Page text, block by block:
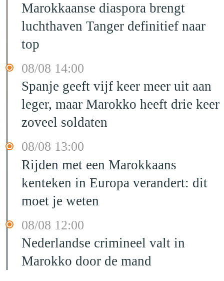
Marokkaanse diaspora brengt
luchthaven Tanger definitief naar
top
08/08 14:00
Spanje geeft vijf keer meer uit aan
leger, maar Marokko heeft drie keer
zoveel soldaten
08/08 13:00
Rijden met een Marokkaans
kenteken in Europa verandert: dit
moet je weten
08/08 12:00
Nederlandse crimineel valt in
Marokko door de mand